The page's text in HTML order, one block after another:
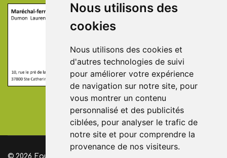
Nous utilisons des
cookies
Nous utilisons des cookies et
d'autres technologies de suivi
pour améliorer votre expérience
de navigation sur notre site, pour
vous montrer un contenu
personnalisé et des publicités
ciblées, pour analyser le trafic de
notre site et pour comprendre la
provenance de nos visiteurs.
L. Dumon
Maréchal-ferrant
© 2026 EquiLiberte 37 - Association à but non lucratif, loi